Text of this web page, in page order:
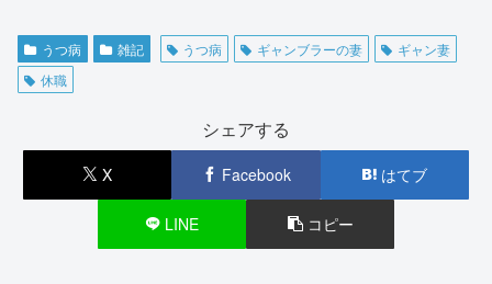
うつ病 雑記 うつ病 ギャンブラーの妻
ギャン妻
休職
シェアする
X Facebook はてブ
LINE コピー